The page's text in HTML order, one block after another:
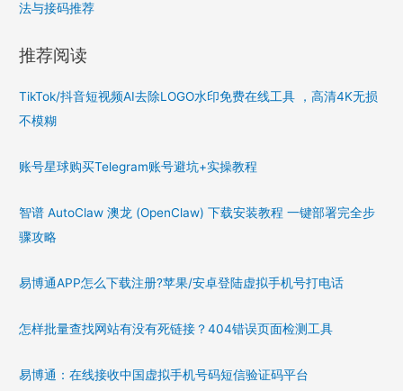
法与接码推荐
推荐阅读
TikTok/抖音短视频AI去除LOGO水印免费在线工具 ，高清4K无损
不模糊
账号星球购买Telegram账号避坑+实操教程
智谱 AutoClaw 澳龙 (OpenClaw) 下载安装教程 一键部署完全步
骤攻略
易博通APP怎么下载注册?苹果/安卓登陆虚拟手机号打电话
怎样批量查找网站有没有死链接？404错误页面检测工具
易博通：在线接收中国虚拟手机号码短信验证码平台